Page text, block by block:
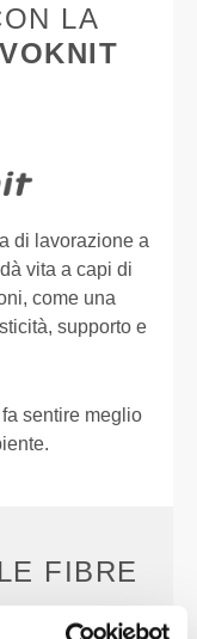
LA
di lavorazione a
vita a capi di
come una
supporto e
sentire meglio
FIBRE